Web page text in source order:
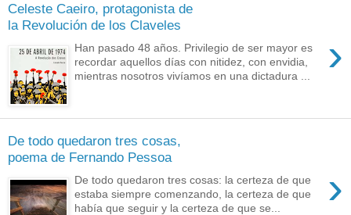
Celeste Caeiro, protagonista de
la Revolución de los Claveles
›
Han pasado 48 años. Privilegio de ser mayor es
recordar aquellos días con nitidez, con envidia,
mientras nosotros vivíamos en una dictadura ...
De todo quedaron tres cosas,
poema de Fernando Pessoa
›
De todo quedaron tres cosas: la certeza de que
estaba siempre comenzando, la certeza de que
había que seguir y la certeza de que se...